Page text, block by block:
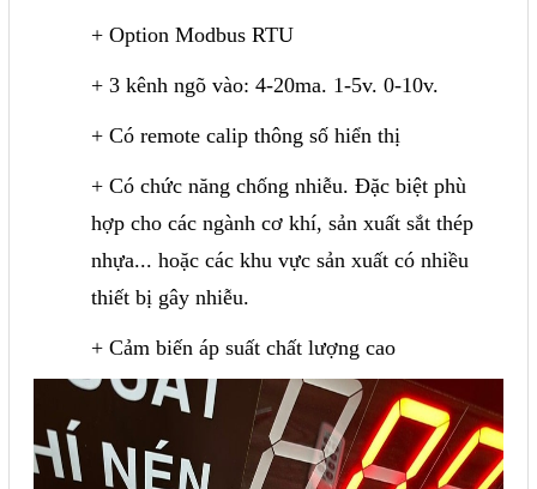
+ Option Modbus RTU
+ 3 kênh ngõ vào: 4-20ma. 1-5v. 0-10v.
+ Có remote calip thông số hiển thị
+ Có chức năng chống nhiễu. Đặc biệt phù
hợp cho các ngành cơ khí, sản xuất sắt thép
nhựa... hoặc các khu vực sản xuất có nhiều
thiết bị gây nhiễu.
+ Cảm biến áp suất chất lượng cao